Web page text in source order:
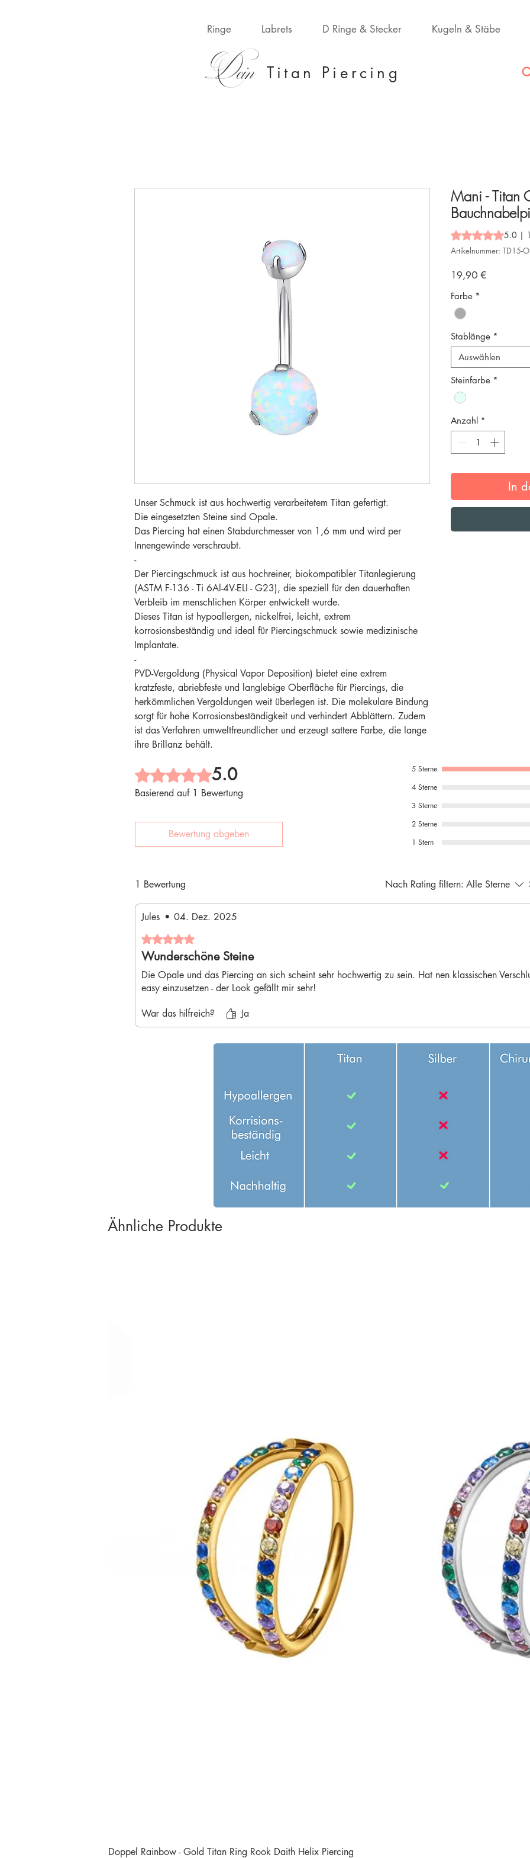
Ringe Labrets D Ringe & Stecker Kugeln & Stäbe
Titan Piercing
Dein
Unser Schmuck ist aus hochwertig verarbeitetem Titan gefertigt.
Die eingesetzten Steine sind Opale.
Das Piercing hat einen Stabdurchmesser von 1,6 mm und wird per
Innengewinde verschraubt.
-
Der Piercingschmuck ist aus hochreiner, biokompatibler Titanlegierung
(ASTM F-136 - Ti 6Al-4V-ELI - G23), die speziell für den dauerhaften
Verbleib im menschlichen Körper entwickelt wurde.
Dieses Titan ist hypoallergen, nickelfrei, leicht, extrem
korrosionsbeständig und ideal für Piercingschmuck sowie medizinische
Implantate.
-
PVD-Vergoldung (Physical Vapor Deposition) bietet eine extrem
kratzfeste, abriebfeste und langlebige Oberfläche für Piercings, die
herkömmlichen Vergoldungen weit überlegen ist. Die molekulare Bindung
sorgt für hohe Korrosionsbeständigkeit und verhindert Abblättern. Zudem
ist das Verfahren umweltfreundlicher und erzeugt sattere Farbe, die lange
ihre Brillanz behält.
Mani - Titan
Das Rating 5.0 |
Artikelnummer: TD15-
19,90 €
Farbe *
Stablänge *
Auswählen
Steinfarbe *
Anzahl *
In
Mit 5 von 5 Sternen bewertet.
5.0
Basierend auf 1 Bewertung
Bewertung abgeben
5 Sterne
4 Sterne
3 Sterne
2 Sterne
1 Stern
1 Bewertung Nach Rating filtern: Alle Sterne
Jules • 04. Dez. 2025
Mit 5 von 5 Sternen bewertet.
Wunderschöne Steine
Die Opale und das Piercing an sich scheint sehr hochwertig zu sein. Hat nen klassischen
easy einzusetzen - der Look gefällt mir sehr!
War das hilfreich? Ja
Ähnliche Produkte
Doppel Rainbow - Gold Titan Ring Rook Daith Helix Piercing